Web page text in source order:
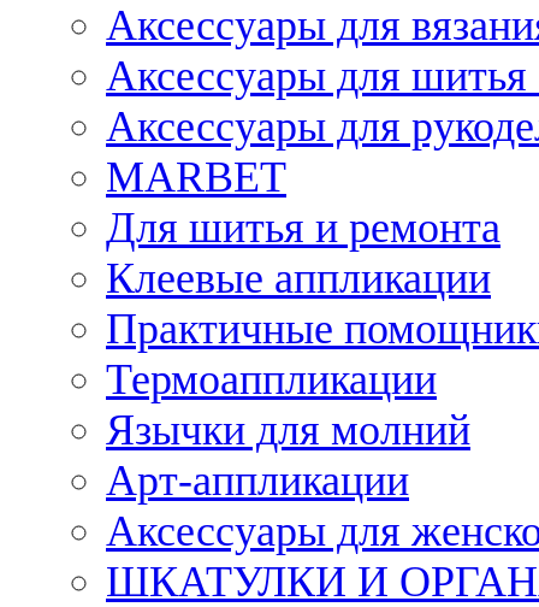
Аксессуары для
Аксессуары для
Аксессуары для
MARBET
Для шитья и ремонта
Клеевые аппликации
Практичные
Термоаппликации
Язычки для молний
Арт-аппликации
Аксессуары для
ШКАТУЛКИ И